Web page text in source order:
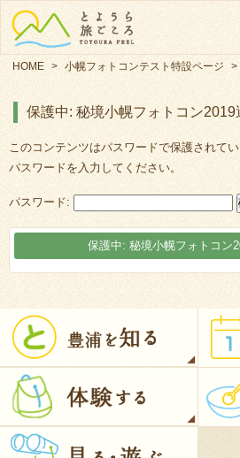
HOME > 小幌フォトコンテスト特設ページ >
保護中: 秘境小幌フォトコン2019
このコンテンツはパスワードで保護されて
パスワードを入力してください。
パスワード:
保護中: 秘境小幌フォトコン